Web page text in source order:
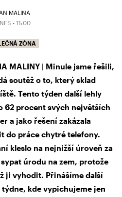
MALINA
• 11:00
ZÓNA
MALINY | Minule jsme řešili,
soutěž o to, který sklad
Tento týden další lehly
62 procent svých největších
a jako řešení zakázala
do práce chytré telefony.
kleslo na nejnižší úroveň za
úrodu na zem, protože
ji vyhodit. Přinášíme další
kde vypichujeme jen